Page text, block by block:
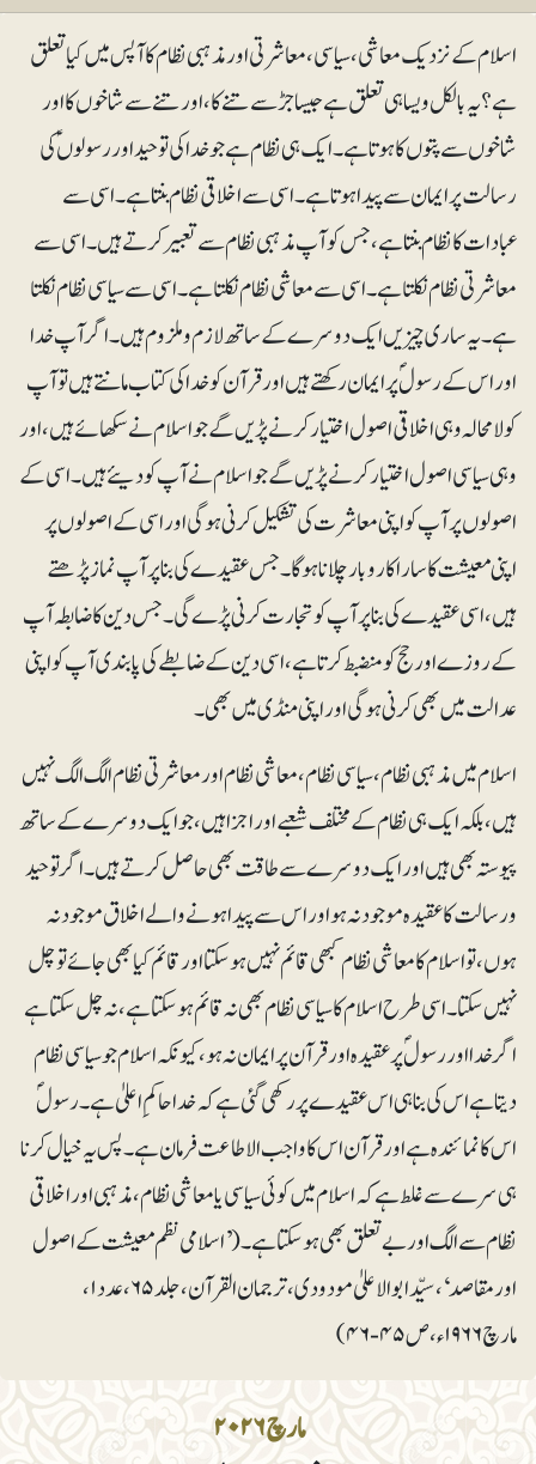
مارچ ۲۰۲۶
اسلام کے نزدیک معاشی، سیاسی، معاشرتی اور مذہبی نظام کا آپس میں کیا تعلق
ہے؟ یہ بالکل ویسا ہی تعلق ہے جیسا جڑ سے تنے کا، اور تنے سے شاخوں کا اور
شاخوں سے پتوں کا ہوتا ہے۔ ایک ہی نظام ہے جو خدا کی توحید اور رسولوں ؑ کی
رسالت پر ایمان سے پیدا ہوتا ہے۔ اسی سے اخلاقی نظام بنتا ہے۔ اسی سے
عبادات کا نظام بنتا ہے، جس کو آپ مذہبی نظام سے تعبیر کرتے ہیں۔ اسی سے
معاشرتی نظام نکلتاہے۔ اسی سے معاشی نظام نکلتا ہے۔اسی سے سیاسی نظام نکلتا
ہے۔ یہ ساری چیزیں ایک دوسرے کے ساتھ لازم و ملزوم ہیں۔ اگر آپ خدا
اور اس کے رسولؐ پر ایمان رکھتے ہیں اور قرآن کو خدا کی کتاب مانتے ہیں تو آپ
کو لامحالہ وہی اخلاقی اصول اختیار کرنے پڑیں گے جو اسلام نے سکھائے ہیں، اور
وہی سیاسی اصول اختیار کرنے پڑیں گے جو اسلام نے آپ کو دیئے ہیں۔ اسی کے
اصولوں پر آپ کو اپنی معاشرت کی تشکیل کرنی ہوگی اور اسی کے اصولوں پر
اپنی معیشت کا سارا کاروبار چلانا ہوگا۔ جس عقیدے کی بنا پرآپ نماز پڑھتے
ہیں، اسی عقیدے کی بناپر آپ کو تجارت کرنی پڑے گی۔ جس دین کا ضابطہ آپ
کے روزے اور حج کو منضبط کرتا ہے، اسی دین کے ضابطے کی پابندی آپ کو اپنی
عدالت میں بھی کرنی ہوگی اور اپنی منڈی میں بھی۔
اسلام میں مذہبی نظام، سیاسی نظام، معاشی نظام اور معاشرتی نظام الگ الگ نہیں
ہیں، بلکہ ایک ہی نظام کے مختلف شعبے اور اجزا ہیں، جو ایک دوسرے کے ساتھ
پیوستہ بھی ہیں اور ایک دوسرے سے طاقت بھی حاصل کرتے ہیں۔ اگر توحید
و رسالت کا عقیدہ موجود نہ ہو اور اس سے پیدا ہونے والے اخلاق موجود نہ
ہوں، تو اسلام کا معاشی نظام کبھی قائم نہیں ہوسکتا اور قائم کیا بھی جائے تو چل
نہیں سکتا۔ اسی طرح اسلام کا سیاسی نظام بھی نہ قائم ہوسکتا ہے، نہ چل سکتا ہے
اگر خدا اور رسولؐ پر عقیدہ اور قرآن پر ایمان نہ ہو، کیونکہ اسلام جو سیاسی نظام
دیتا ہے اس کی بناہی اس عقیدے پر رکھی گئی ہے کہ خدا حاکمِ اعلیٰ ہے۔ رسولؐ
اس کا نمائندہ ہے اور قرآن اس کا واجب الاطاعت فرمان ہے۔ پس یہ خیال کرنا
ہی سرے سے غلط ہے کہ اسلام میں کوئی سیاسی یا معاشی نظام، مذہبی اور اخلاقی
نظام سے الگ اور بے تعلق بھی ہوسکتا ہے۔(’اسلامی نظم معیشت کے اصول
اور مقاصد‘، سیّدابوالاعلیٰ مودودی، ترجمان القرآن، جلد۶۵، عدد۱،
مارچ ۱۹۶۶ء،ص۴۵-۴۶)